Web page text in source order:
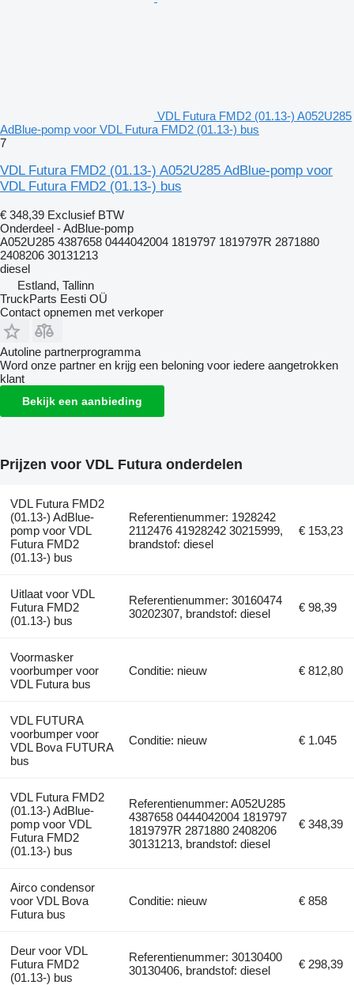
VDL Futura FMD2 (01.13-) A052U285
AdBlue-pomp voor VDL Futura FMD2 (01.13-) bus
7
VDL Futura FMD2 (01.13-) A052U285 AdBlue-pomp voor
VDL Futura FMD2 (01.13-) bus
€ 348,39 Exclusief BTW
Onderdeel - AdBlue-pomp
A052U285 4387658 0444042004 1819797 1819797R 2871880
2408206 30131213
diesel
Estland, Tallinn
TruckParts Eesti OÜ
Contact opnemen met verkoper
Autoline partnerprogramma
Word onze partner en krijg een beloning voor iedere aangetrokken
klant
Bekijk een aanbieding
Prijzen voor VDL Futura onderdelen
VDL Futura FMD2
(01.13-) AdBlue-
pomp voor VDL
Futura FMD2
(01.13-) bus
Referentienummer: 1928242
2112476 41928242 30215999,
brandstof: diesel
€ 153,23
Uitlaat voor VDL
Futura FMD2
(01.13-) bus
Referentienummer: 30160474
30202307, brandstof: diesel
€ 98,39
Voormasker
voorbumper voor
VDL Futura bus
Conditie: nieuw € 812,80
VDL FUTURA
voorbumper voor
VDL Bova FUTURA
bus
Conditie: nieuw € 1.045
VDL Futura FMD2
(01.13-) AdBlue-
pomp voor VDL
Futura FMD2
(01.13-) bus
Referentienummer: A052U285
4387658 0444042004 1819797
1819797R 2871880 2408206
30131213, brandstof: diesel
€ 348,39
Airco condensor
voor VDL Bova
Futura bus
Conditie: nieuw € 858
Deur voor VDL
Futura FMD2
(01.13-) bus
Referentienummer: 30130400
30130406, brandstof: diesel
€ 298,39